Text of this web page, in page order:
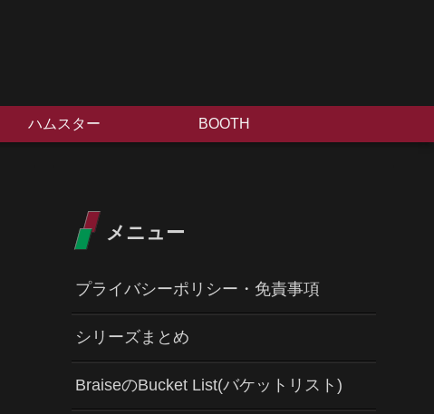
ハムスター BOOTH
メニュー
プライバシーポリシー・免責事項
シリーズまとめ
BraiseのBucket List(バケットリスト)